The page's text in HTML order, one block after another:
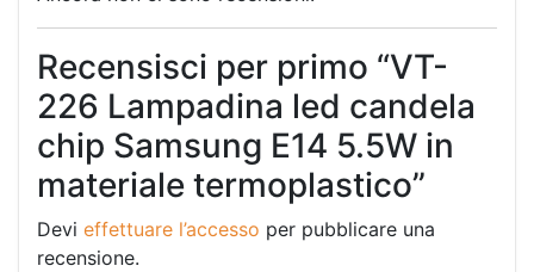
Recensisci per primo “VT-
226 Lampadina led candela
chip Samsung E14 5.5W in
materiale termoplastico”
Devi effettuare l’accesso per pubblicare una
recensione.